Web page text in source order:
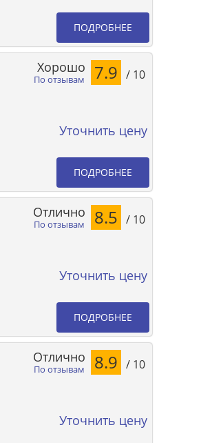
ПОДРОБНЕЕ
По отзывам
Хорошо 7.9 / 10
Уточнить цену
ПОДРОБНЕЕ
По отзывам
Отлично 8.5 / 10
Уточнить цену
ПОДРОБНЕЕ
По отзывам
Отлично 8.9 / 10
Уточнить цену